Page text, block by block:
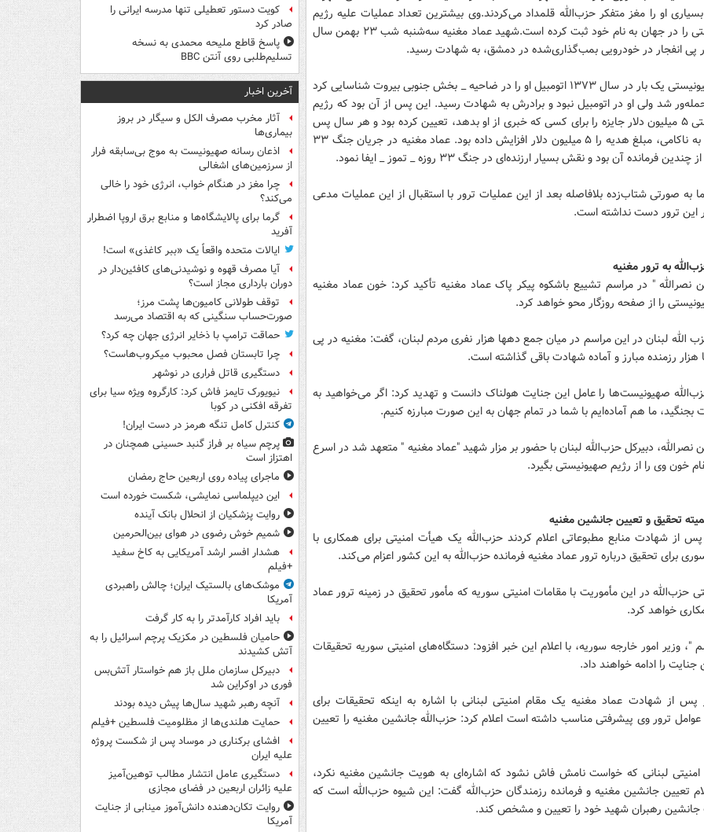
او را مغز متفکر حزب‌الله قلمداد می‌کردند.وی بیشترین تعداد عملیات علیه رژیم
صهیونیستی را در جهان به نام خود ثبت کرده است.شهید عماد مغنیه سه‌شنبه شب ۲۳ بهمن سال
پی انفجار در خودرویی بمب‌گذاری‌شده در دمشق، به شهادت رسید.
رژیم صهیونیستی یک بار در سال ۱۳۷۳ اتومبیل او را در ضاحیه _ بخش جنوبی بیروت شناسایی کرد
شد ولی او در اتومبیل نبود و برادرش به شهادت رسید. این پس از آن بود که رژیم
صهیونیستی ۵ میلیون دلار جایزه را برای کسی که خبری از او بدهد، تعیین کرده بود و هر سال پس
از اعتراف به ناکامی، مبلغ هدیه را ۵ میلیون دلار افزایش داده بود. عماد مغنیه در جریان جنگ ۳۳
فرمانده آن بود و نقش بسیار ارزنده‌ای در جنگ ۳۳ روزه _ تموز _ ایفا نمود.
به صورتی شتاب‌زده بلافاصله بعد از این عملیات ترور با استقبال از این عملیات مدعی
این ترور دست نداشته است.
به ترور مغنیه
" در مراسم تشییع باشکوه پیکر پاک عماد مغنیه تأکید کرد: خون عماد مغنیه
را از صفحه روزگار محو خواهد کرد.
الله لبنان در این مراسم در میان جمع دهها هزار نفری مردم لبنان، گفت: مغنیه در پی
رزمنده مبارز و آماده شهادت باقی گذاشته است.
صهیونیست‌ها را عامل این جنایت هولناک دانست و تهدید کرد: ‌اگر می‌خواهید به
ما هم آماده‌ایم با شما در تمام جهان به این صورت مبارزه کنیم.
دبیرکل حزب‌الله لبنان با حضور بر مزار شهید "عماد مغنیه " متعهد شد در اسرع
خون وی را از رژیم صهیونیستی بگیرد.
تحقیق و تعیین جانشین مغنیه
از شهادت منابع مطبوعاتی اعلام کردند حزب‌الله یک هیأت امنیتی برای همکاری با
برای تحقیق درباره ترور عماد مغنیه فرمانده حزب‌الله به این کشور اعزام می‌کند.
حزب‌الله در این مأموریت با مقامات امنیتی سوریه که مأمور تحقیق در زمینه ترور عماد
خواهد کرد.
"، وزیر امور خارجه سوریه، با اعلام این خبر افزود: دستگاه‌های امنیتی سوریه تحقیقات
جنایت را ادامه خواهند داد.
پس از شهادت عماد مغنیه یک مقام امنیتی لبنانی با اشاره به اینکه تحقیقات برای
ترور وی پیشرفتی مناسب داشته است اعلام کرد: حزب‌الله جانشین مغنیه را تعیین
لبنانی که خواست نامش فاش نشود که اشاره‌ای به هویت جانشین مغنیه نکرد،
تعیین جانشین مغنیه و فرمانده رزمندگان حزب‌الله گفت: این شیوه حزب‌الله است که
رهبران شهید خود را تعیین و مشخص کند.
کویت دستور تعطیلی تنها مدرسه ایرانی را
صادر کرد
پاسخ قاطع ملیحه محمدی به نسخه
تسلیم‌طلبی روی آنتن BBC
آخرین اخبار
آثار مخرب مصرف الکل و سیگار در بروز
بیماری‌ها
اذعان رسانه صهیونیست به موج بی‌سابقه فرار
از سرزمین‌های اشغالی
چرا مغز در هنگام خواب، انرژی خود را خالی
می‌کند؟
گرما برای پالایشگاه‌ها و منابع برق اروپا اضطرار
آفرید
ایالات متحده واقعاً یک «ببر کاغذی» است!
آیا مصرف قهوه و نوشیدنی‌های کافئین‌دار در
دوران بارداری مجاز است؟
توقف طولانی کامیون‌ها پشت مرز؛
صورت‌حساب سنگینی که به اقتصاد می‌رسد
حماقت ترامپ با ذخایر انرژی جهان چه کرد؟
چرا تابستان فصل محبوب میکروب‌هاست؟
دستگیری قاتل فراری در نوشهر
نیویورک تایمز فاش کرد: کارگروه ویژه سیا برای
تفرقه افکنی در کوبا
کنترل کامل تنگه هرمز در دست ایران!
پرچم سیاه بر فراز گنبد حسینی همچنان در
اهتزاز است
ماجرای پیاده روی اربعین حاج رمضان
این دیپلماسی نمایشی، شکست خورده است
روایت پزشکیان از انحلال بانک آینده
شمیم خوش رضوی در هوای بین‌الحرمین
هشدار افسر ارشد آمریکایی به کاخ سفید
+فیلم
موشک‌های بالستیک ایران؛ چالش راهبردی
آمریکا
باید افراد کارآمدتر را به کار گرفت
حامیان فلسطین در مکزیک پرچم اسرائیل را به
آتش کشیدند
دبیرکل سازمان ملل باز هم خواستار آتش‌بس
فوری در اوکراین شد
آنچه رهبر شهید سال‌ها پیش دیده بودند
حمایت هلندی‌ها از مظلومیت فلسطین +فیلم
افشای برکناری در موساد پس از شکست پروژه
علیه ایران
دستگیری عامل انتشار مطالب توهین‌آمیز
علیه زائران اربعین در فضای مجازی
روایت تکان‌دهنده دانش‌آموز مینابی از جنایت
آمریکا